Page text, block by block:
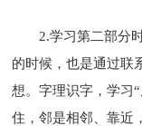
2.学习第二部分
的时候，也是通过联
想。字理识字，学习
住，邻是相邻、靠近